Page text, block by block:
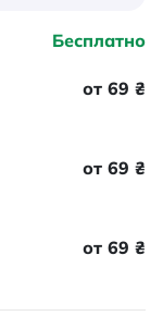
Бесплатно
от 69 ₴
от 69 ₴
от 69 ₴